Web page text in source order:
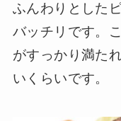
ふんわりとした
バッチリです。
がすっかり満た
いくらいです。